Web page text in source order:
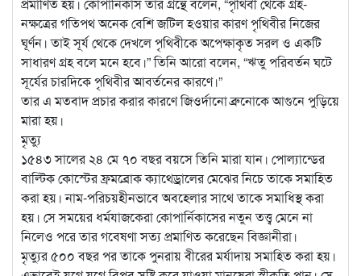
প্রমাণিত হয়। কোপার্নিকাস তার গ্রন্থে বলেন, “পৃথিবী থেকে গ্রহ-
নক্ষত্রের গতিপথ অনেক বেশি জটিল হওয়ার কারণ পৃথিবীর নিজের
ঘূর্ণন। তাই সূর্য থেকে দেখলে পৃথিবীকে অপেক্ষাকৃত সরল ও একটি
সাধারণ গ্রহ বলে মনে হবে।” তিনি আরো বলেন, “ঋতু পরিবর্তন ঘটে
সূর্যের চারদিকে পৃথিবীর আবর্তনের কারণে।”
তার এ মতবাদ প্রচার করার কারণে জিওর্দানো ব্রুনোকে আগুনে পুড়িয়ে
মারা হয়।
মৃত্যু
১৫৪৩ সালের ২৪ মে ৭০ বছর বয়সে তিনি মারা যান। পোল্যান্ডের
বাল্টিক কোস্টের ফ্রমব্রোক ক্যাথেড্রালের মেঝের নিচে তাকে সমাহিত
করা হয়। নাম-পরিচয়হীনভাবে অবহেলার সাথে তাকে সমাধিস্থ করা
হয়। সে সময়ের ধর্মযাজকেরা কোপার্নিকাসের নতুন তত্ত্ব মেনে না
নিলেও পরে তার গবেষণা সত্য প্রমাণিত করেছেন বিজ্ঞানীরা।
মৃত্যুর ৫০০ বছর পর তাকে পুনরায় বীরের মর্যাদায় সমাহিত করা হয়।